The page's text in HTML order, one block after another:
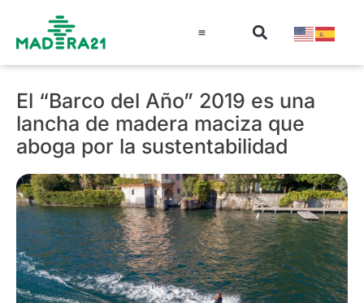
El “Barco del Año” 2019 es una
lancha de madera maciza que
aboga por la sustentabilidad